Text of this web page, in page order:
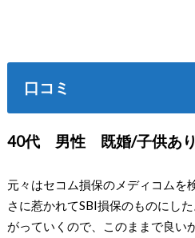
口コミ
40代 男性 既婚/子供あり
元々はセコム損保のメディコムを
さに惹かれてSBI損保のものにし
がっていくので、このままで良い